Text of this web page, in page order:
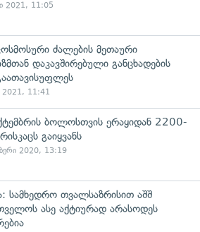
2021, 11:05
ძალების მეთაური
დაკავშირებული განცხადების
2021, 11:41
ბოლოსთვის ერაყიდან 2200-
გაიყვანს
2020, 13:19
სამხედრო თვალსაზრისით აშშ
ასე აქტიურად არასოდეს